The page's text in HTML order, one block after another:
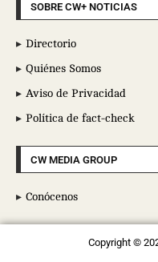
SOBRE CW+ NOTICIAS
Directorio
Quiénes Somos
Aviso de Privacidad
Política de fact-check
CW MEDIA GROUP
Conócenos
Copyright ©